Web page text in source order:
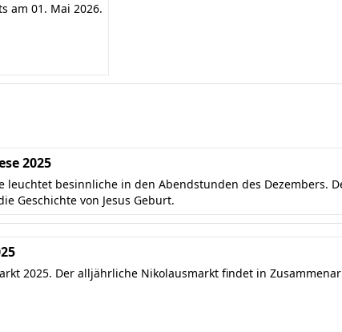
am 01. Mai 2026.
2025
leuchtet besinnliche in den Abendstunden des
Geschichte von Jesus Geburt.
2025. Der alljährliche Nikolausmarkt findet in